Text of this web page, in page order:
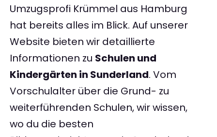
Umzugsprofi Krümmel aus Hamburg
hat bereits alles im Blick. Auf unserer
Website bieten wir detaillierte
Informationen zu Schulen und
Kindergärten in Sunderland. Vom
Vorschulalter über die Grund- zu
weiterführenden Schulen, wir wissen,
wo du die besten